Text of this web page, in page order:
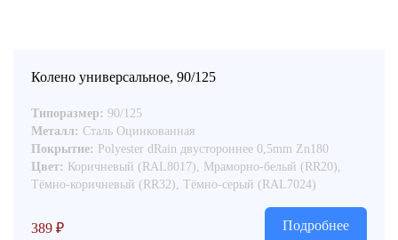
Колено универсальное, 90/125
Типоразмер: 90/125
Металл: Сталь Оцинкованная
Покрытие: Polyester dRain двустороннее 0,5mm Zn180
Цвет: Коричневый (RAL8017), Мраморно-белый (RR20),
Тёмно-коричневый (RR32), Тёмно-серый (RAL7024)
389 ₽ Подробнее